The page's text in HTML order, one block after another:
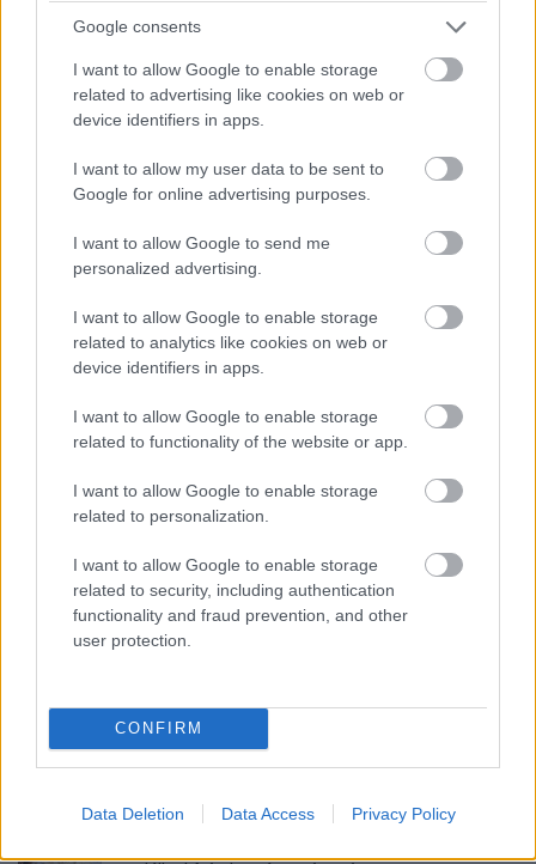
Google consents
I want to allow Google to enable storage
related to advertising like cookies on web or
device identifiers in apps.
I want to allow my user data to be sent to
Google for online advertising purposes.
I want to allow Google to send me
personalized advertising.
I want to allow Google to enable storage
related to analytics like cookies on web or
device identifiers in apps.
I want to allow Google to enable storage
related to functionality of the website or app.
I want to allow Google to enable storage
related to personalization.
I want to allow Google to enable storage
related to security, including authentication
functionality and fraud prevention, and other
user protection.
CONFIRM
Data Deletion Data Access Privacy Policy
nélkül várja a párokat a kassai
meddőségi szanatórium
Így kell fogyni változó korban!
Mit szabad enni este 6 után?
Így lehet kockahasad úszógumi helyett